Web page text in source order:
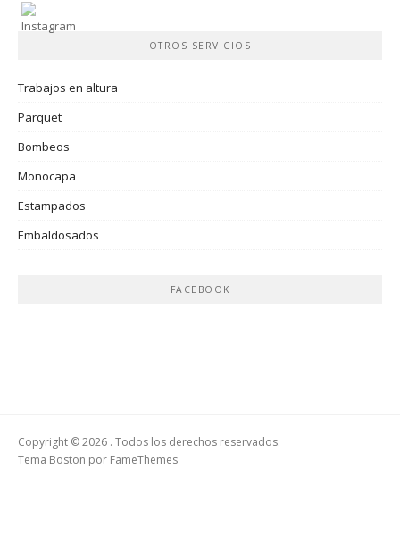
OTROS SERVICIOS
Trabajos en altura
Parquet
Bombeos
Monocapa
Estampados
Embaldosados
FACEBOOK
Copyright © 2026 . Todos los derechos reservados.
Tema Boston por FameThemes